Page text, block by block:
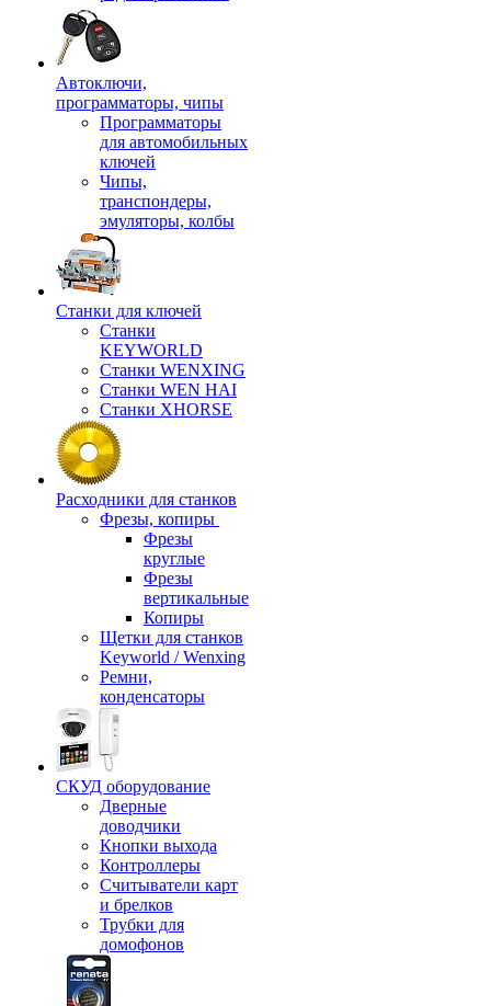
Автоключи,
программаторы, чипы
Программаторы
для автомобильных
ключей
Чипы,
транспондеры,
эмуляторы, колбы
Станки для ключей
Станки
KEYWORLD
Станки WENXING
Станки WEN HAI
Станки XHORSE
Расходники для станков
Фрезы, копиры
Фрезы
круглые
Фрезы
вертикальные
Копиры
Щетки для станков
Keyworld / Wenxing
Ремни,
конденсаторы
СКУД оборудование
Дверные
доводчики
Кнопки выхода
Контроллеры
Считыватели карт
и брелков
Трубки для
домофонов